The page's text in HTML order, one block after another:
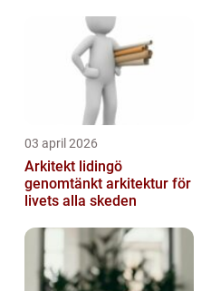
03 april 2026
Arkitekt lidingö
genomtänkt arkitektur för
livets alla skeden